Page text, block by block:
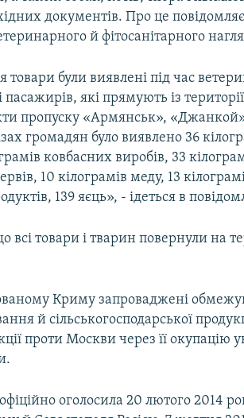
документів. Про це
й фітосанітарного
товари були виявлені під час
які прямують із
пропуску «Армянськ»,
громадян було виявлено 36
ковбасних виробів, 33
10 кілограмів меду, 13
139 яєць», - ідеться в
всі товари і тварин повернули на
Криму запроваджені
й сільськогосподарської
проти Москви через її окупацію
оголосила 20 лютого 2014